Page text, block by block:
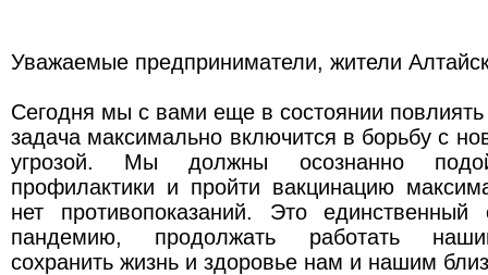
Уважаемые предприниматели, жители
Сегодня мы с вами еще в состоянии
задача максимально включится в борьбу с
угрозой. Мы должны осознанно
профилактики и пройти вакцинацию
нет противопоказаний. Это единственный
пандемию, продолжать работать
сохранить жизнь и здоровье нам и нашим